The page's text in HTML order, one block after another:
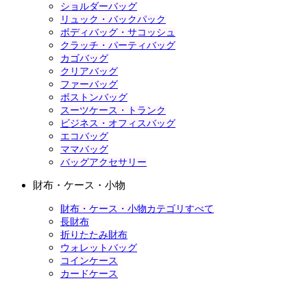
ショルダーバッグ
リュック・バックパック
ボディバッグ・サコッシュ
クラッチ・パーティバッグ
カゴバッグ
クリアバッグ
ファーバッグ
ボストンバッグ
スーツケース・トランク
ビジネス・オフィスバッグ
エコバッグ
ママバッグ
バッグアクセサリー
財布・ケース・小物
財布・ケース・小物カテゴリすべて
長財布
折りたたみ財布
ウォレットバッグ
コインケース
カードケース